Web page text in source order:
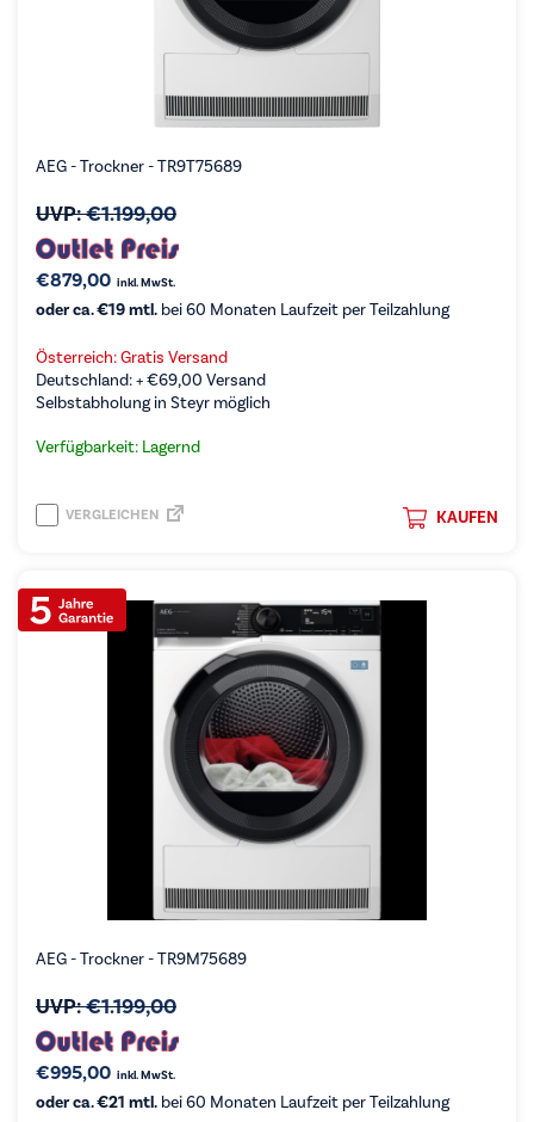
AEG - Trockner - TR9T75689
UVP:€1.199,00
€879,00 inkl. MwSt.
oder ca. €19 mtl. bei 60 Monaten Laufzeit per Teilzahlung
Österreich: Gratis Versand
Deutschland: +€69,00 Versand
Selbstabholung in Steyr möglich
Verfügbarkeit: Lagernd
KAUFEN
VERGLEICHEN
AEG - Trockner - TR9M75689
UVP:€1.199,00
€995,00 inkl. MwSt.
oder ca. €21 mtl. bei 60 Monaten Laufzeit per Teilzahlung